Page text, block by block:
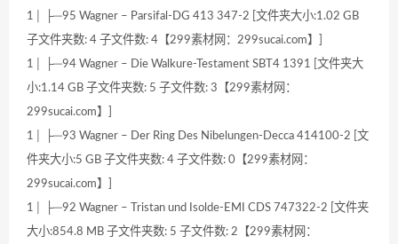
1│ ├─95 Wagner – Parsifal-DG 413 347-2 [文件夹大小:1.02 GB
子文件夹数: 4 子文件数: 4【299素材网：299sucai.com】]
1│ ├─94 Wagner – Die Walkure-Testament SBT4 1391 [文件夹大
小:1.14 GB 子文件夹数: 5 子文件数: 3【299素材网：
299sucai.com】]
1│ ├─93 Wagner – Der Ring Des Nibelungen-Decca 414100-2 [文
件夹大小:5 GB 子文件夹数: 4 子文件数: 0【299素材网：
299sucai.com】]
1│ ├─92 Wagner – Tristan und Isolde-EMI CDS 747322-2 [文件夹
大小:854.8 MB 子文件夹数: 5 子文件数: 2【299素材网：